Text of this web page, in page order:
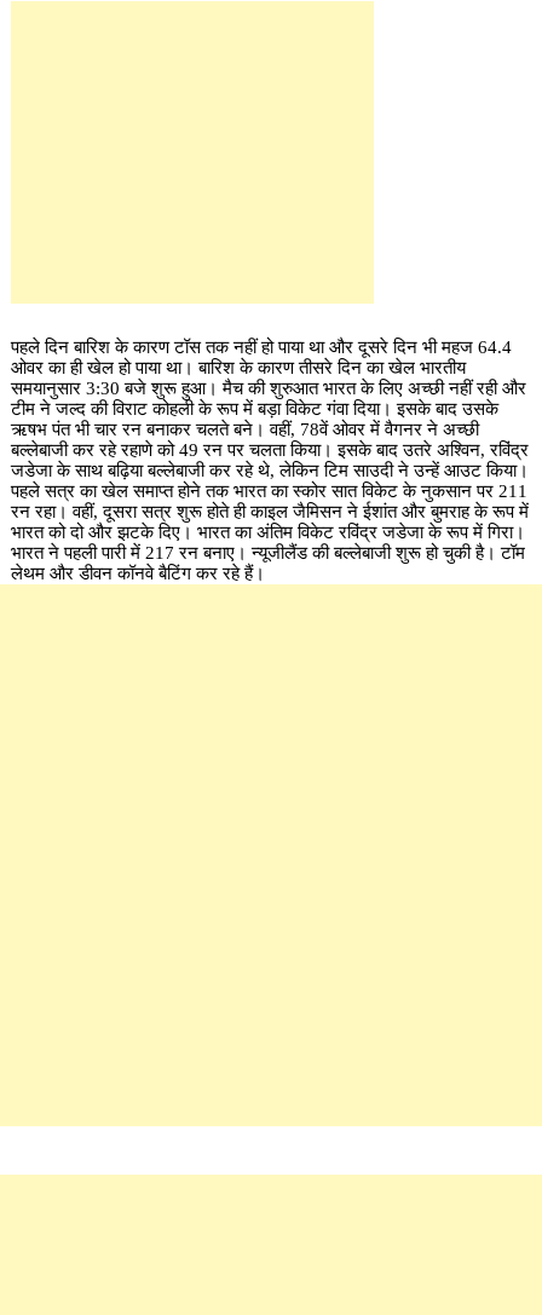
पहले दिन बारिश के कारण टॉस तक नहीं हो पाया था और दूसरे दिन भी महज 64.4
ओवर का ही खेल हो पाया था। बारिश के कारण तीसरे दिन का खेल भारतीय
समयानुसार 3:30 बजे शुरू हुआ। मैच की शुरुआत भारत के लिए अच्छी नहीं रही और
टीम ने जल्द की विराट कोहली के रूप में बड़ा विकेट गंवा दिया। इसके बाद उसके
ऋषभ पंत भी चार रन बनाकर चलते बने। वहीं, 78वें ओवर में वैगनर ने अच्छी
बल्लेबाजी कर रहे रहाणे को 49 रन पर चलता किया। इसके बाद उतरे अश्विन, रविंद्र
जडेजा के साथ बढ़िया बल्लेबाजी कर रहे थे, लेकिन टिम साउदी ने उन्हें आउट किया।
पहले सत्र का खेल समाप्त होने तक भारत का स्कोर सात विकेट के नुकसान पर 211
रन रहा। वहीं, दूसरा सत्र शुरू होते ही काइल जैमिसन ने ईशांत और बुमराह के रूप में
भारत को दो और झटके दिए। भारत का अंतिम विकेट रविंद्र जडेजा के रूप में गिरा।
भारत ने पहली पारी में 217 रन बनाए। न्यूजीलैंड की बल्लेबाजी शुरू हो चुकी है। टॉम
लेथम और डीवन कॉनवे बैटिंग कर रहे हैं।